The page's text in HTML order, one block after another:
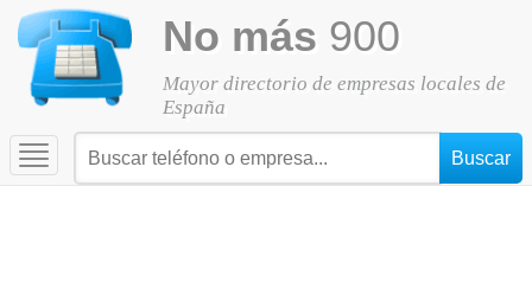
No más 900
Mayor directorio de empresas locales de
España
Toggle
navigation